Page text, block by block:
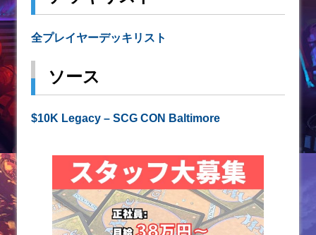
全プレイヤーデッキリスト
ソース
$10K Legacy – SCG CON Baltimore